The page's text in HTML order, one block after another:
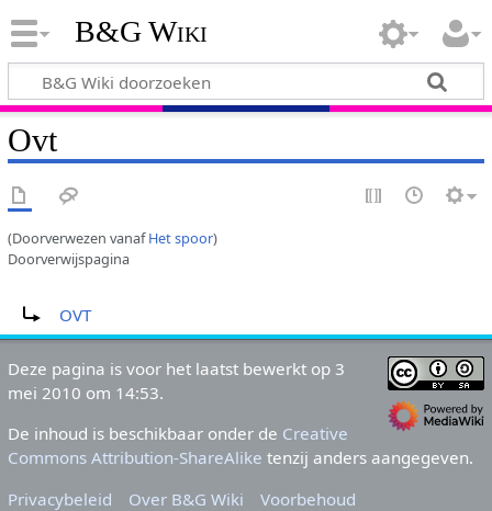
B&G Wiki
Ovt
(Doorverwezen vanafHet spoor)
Doorverwijspagina
OVT
Deze pagina is voor het laatst bewerkt op 3
mei 2010 om 14:53.
De inhoud is beschikbaar onder de Creative
Commons Attribution-ShareAlike tenzij anders aangegeven.
Privacybeleid
Over B&G Wiki Voorbehoud